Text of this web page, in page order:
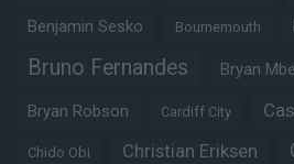
Benjamin Sesko Bournemouth
Bruno Fernandes Bryan
Bryan Robson Cardiff City
Chido Obi Christian Eriksen